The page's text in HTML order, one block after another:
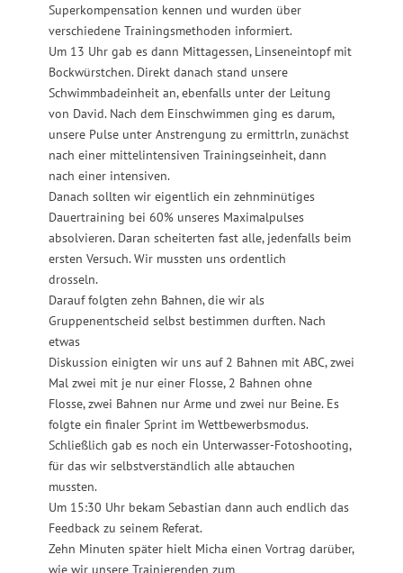
Superkompensation kennen und wurden über
verschiedene Trainingsmethoden informiert.
Um 13 Uhr gab es dann Mittagessen, Linseneintopf mit
Bockwürstchen. Direkt danach stand unsere
Schwimmbadeinheit an, ebenfalls unter der Leitung
von David. Nach dem Einschwimmen ging es darum,
unsere Pulse unter Anstrengung zu ermittrln, zunächst
nach einer mittelintensiven Trainingseinheit, dann
nach einer intensiven.
Danach sollten wir eigentlich ein zehnminütiges
Dauertraining bei 60% unseres Maximalpulses
absolvieren. Daran scheiterten fast alle, jedenfalls beim
ersten Versuch. Wir mussten uns ordentlich
drosseln.
Darauf folgten zehn Bahnen, die wir als
Gruppenentscheid selbst bestimmen durften. Nach
etwas
Diskussion einigten wir uns auf 2 Bahnen mit ABC, zwei
Mal zwei mit je nur einer Flosse, 2 Bahnen ohne
Flosse, zwei Bahnen nur Arme und zwei nur Beine. Es
folgte ein finaler Sprint im Wettbewerbsmodus.
Schließlich gab es noch ein Unterwasser-Fotoshooting,
für das wir selbstverständlich alle abtauchen
mussten.
Um 15:30 Uhr bekam Sebastian dann auch endlich das
Feedback zu seinem Referat.
Zehn Minuten später hielt Micha einen Vortrag darüber,
wie wir unsere Trainierenden zum